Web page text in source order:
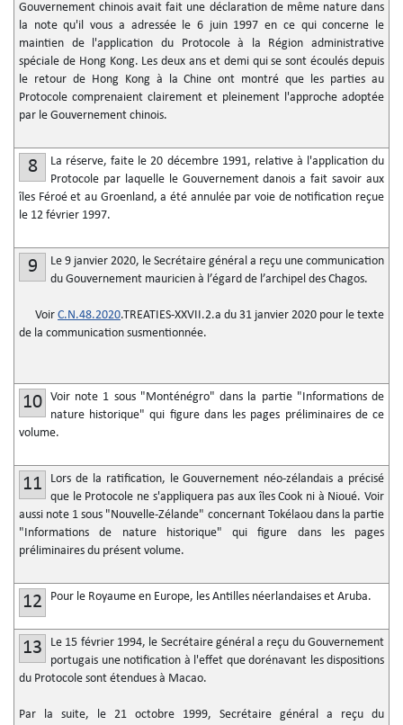
Gouvernement chinois avait fait une déclaration de même nature dans
la note qu'il vous a adressée le 6 juin 1997 en ce qui concerne le
maintien de l'application du Protocole à la Région administrative
spéciale de Hong Kong. Les deux ans et demi qui se sont écoulés depuis
le retour de Hong Kong à la Chine ont montré que les parties au
Protocole comprenaient clairement et pleinement l'approche adoptée
par le Gouvernement chinois.
8
La réserve, faite le 20 décembre 1991, relative à l'application du
Protocole par laquelle le Gouvernement danois a fait savoir aux
îles Féroé et au Groenland, a été annulée par voie de notification reçue
le 12 février 1997.
9
Le 9 janvier 2020, le Secrétaire général a reçu une communication
du Gouvernement mauricien à l’égard de l’archipel des Chagos.
Voir C.N.48.2020.TREATIES-XXVII.2.a du 31 janvier 2020 pour le texte
de la communication susmentionnée.
10 Voir note 1 sous "Monténégro" dans la partie "Informations de
nature historique" qui figure dans les pages préliminaires de ce
volume.
11
Lors de la ratification, le Gouvernement néo-zélandais a précisé
que le Protocole ne s'appliquera pas aux îles Cook ni à Nioué. Voir
aussi note 1 sous "Nouvelle-Zélande" concernant Tokélaou dans la partie
"Informations de nature historique" qui figure dans les pages
préliminaires du présent volume.
12 Pour le Royaume en Europe, les Antilles néerlandaises et Aruba.
13
Le 15 février 1994, le Secrétaire général a reçu du Gouvernement
portugais une notification à l'effet que dorénavant les dispositions
du Protocole sont étendues à Macao.
Par la suite, le 21 octobre 1999, Secrétaire général a reçu du